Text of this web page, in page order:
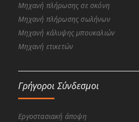
Μηχανή πλήρωσης σε σκόνη
Μηχανή πλήρωσης σωλήνων
Μηχανή κάλυψης μπουκαλιών
Μηχανή ετικετών
Γρήγοροι Σύνδεσμοι
Εργοστασιακή άποψη